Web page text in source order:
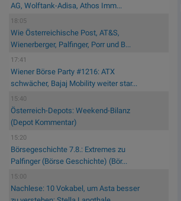
AG, Wolftank-Adisa, Athos Imm...
18:05
Wie Österreichische Post, AT&S,
Wienerberger, Palfinger, Porr und B...
17:41
Wiener Börse Party #1216: ATX
schwächer, Bajaj Mobility weiter star...
15:40
Österreich-Depots: Weekend-Bilanz
(Depot Kommentar)
15:20
Börsegeschichte 7.8.: Extremes zu
Palfinger (Börse Geschichte) (Bör...
15:00
Nachlese: 10 Vokabel, um Asta besser